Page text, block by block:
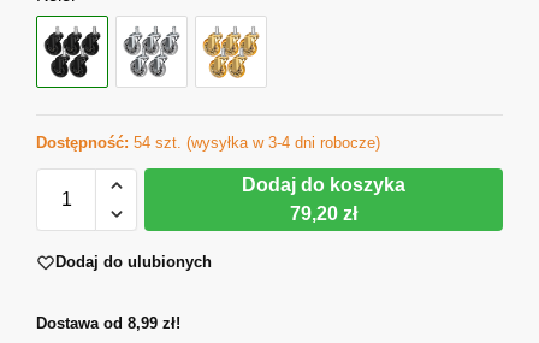
Dostępność: 54 szt. (wysyłka w 3-4 dni robocze)
Dodaj do koszyka
79,20 zł
Dodaj do ulubionych
Dostawa od 8,99 zł!